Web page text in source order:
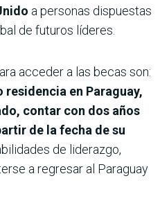
a personas dispuestas
de futuros líderes.
acceder a las becas son:
en Paraguay,
contar con dos años
de la fecha de su
de liderazgo,
a regresar al Paraguay